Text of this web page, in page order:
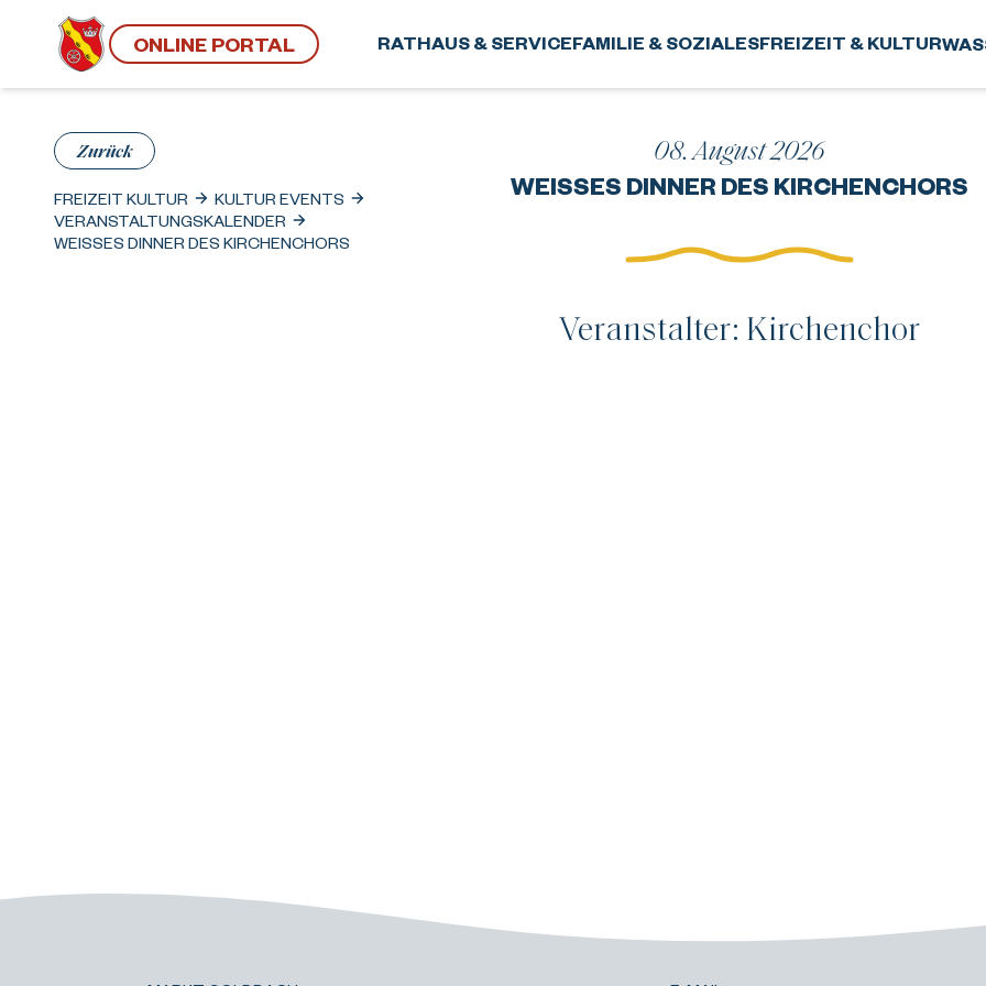
ONLINE PORTAL RATHAUS & SERVICEFAMILIE & SOZIALESFREIZEIT & KULTUR
Zurück
FREIZEIT KULTUR
KULTUR EVENTS
VERANSTALTUNGSKALENDER
WEISSES DINNER DES KIRCHENCHORS
08. August 2026
WEISSES DINNER DES KIRCHENCHORS